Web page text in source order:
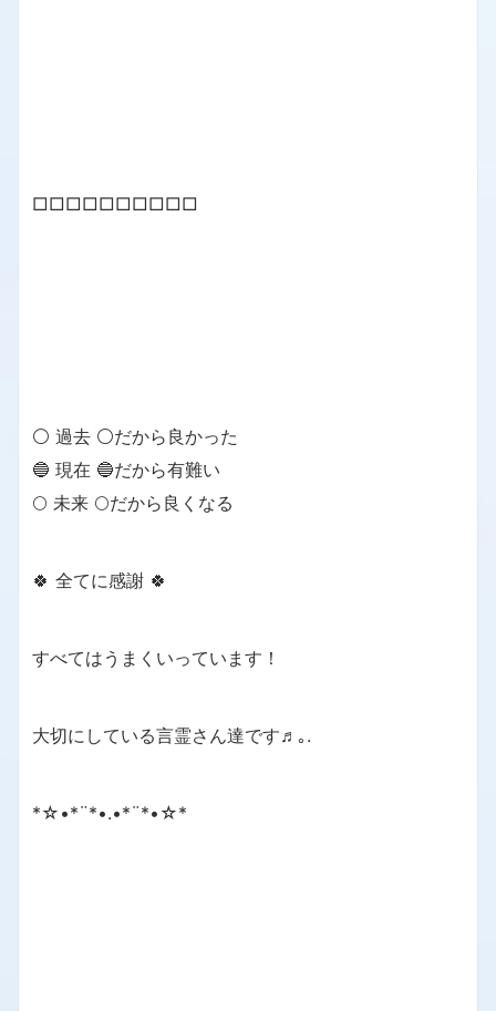
□□□□□□□□□□
⚪ 過去 ⚪だから良かった
🔵 現在 🔵だから有難い
🌕 未来 🌕だから良くなる
🍀 全てに感謝 🍀
すべてはうまくいっています！
大切にしている言霊さん達です♬｡.
*☆•*¨*•.•*¨*•☆*